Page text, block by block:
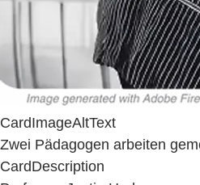
CardImageAltText
Zwei Pädagogen arbeiten
CardDescription